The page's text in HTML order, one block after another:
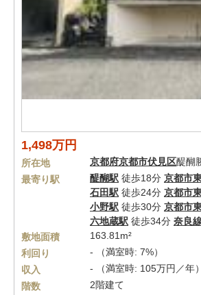
1,498万円
所在地 京都府京都市伏見区醍醐
最寄り駅
醍醐駅 徒歩18分 京都市
石田駅 徒歩24分 京都市
小野駅 徒歩30分 京都市
六地蔵駅 徒歩34分 奈良
敷地面積
163.81m²
利回り
- （満室時: 7%）
収入
- （満室時: 105万円／年）
階数
2階建て